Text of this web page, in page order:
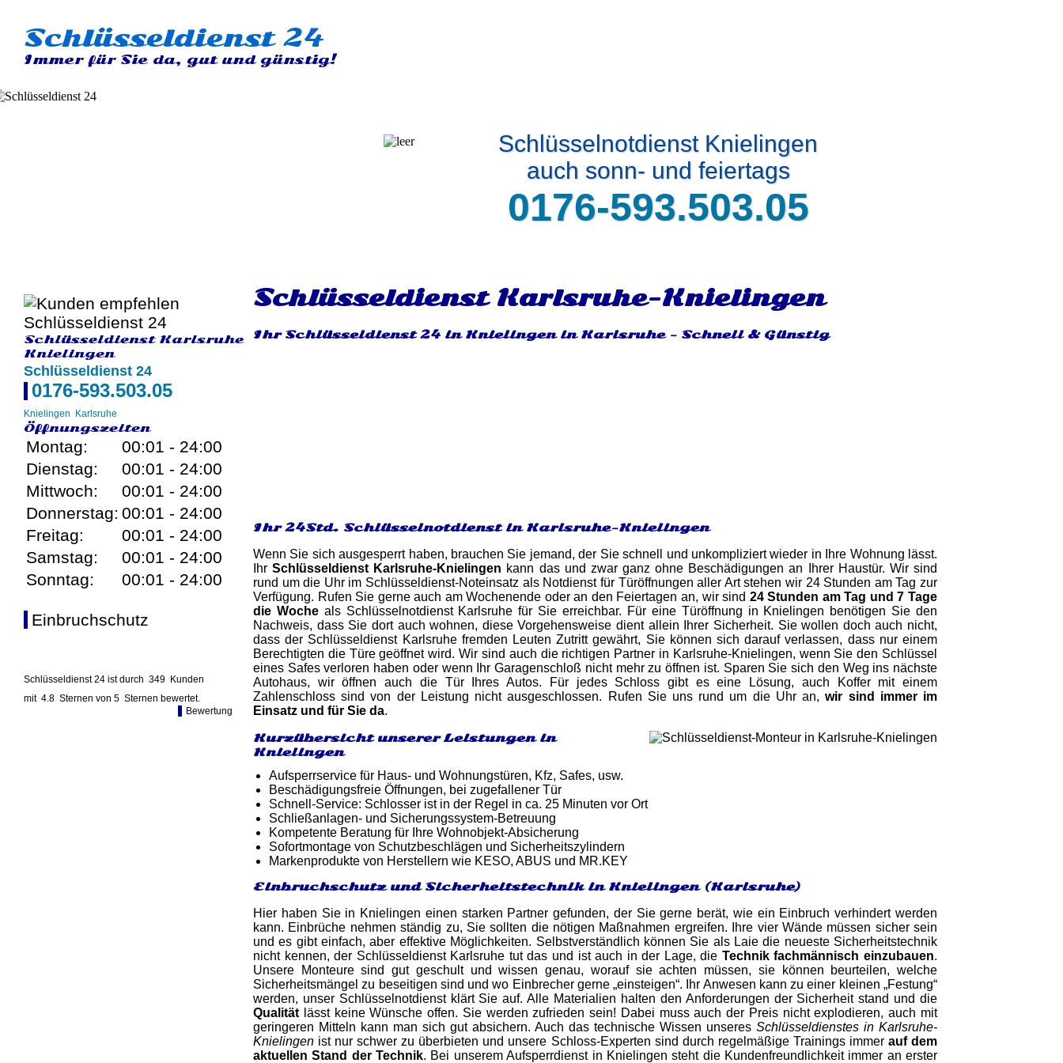
Schlüsseldienst 24
Immer für Sie da, gut und günstig!
Schlüsselnotdienst Knielingen
auch sonn- und feiertags
0176-593.503.05
Schlüsseldienst Karlsruhe
Knielingen
Schlüsseldienst 24
0176-593.503.05
Knielingen Karlsruhe
Öffnungszeiten
Montag:
00:01 - 24:00
Dienstag:
00:01 - 24:00
Mittwoch:
00:01 - 24:00
Donnerstag: 00:01 - 24:00
Freitag:
00:01 - 24:00
Samstag:
00:01 - 24:00
Sonntag:
00:01 - 24:00
Einbruchschutz
Schlüsseldienst 24 ist durch 349 Kunden
mit 4.8 Sternen von 5 Sternen bewertet.
Bewertung
Schlüsseldienst Karlsruhe-Knielingen
Ihr Schlüsseldienst 24 in Knielingen in Karlsruhe - Schnell & Günstig
Ihr 24Std. Schlüsselnotdienst in Karlsruhe-Knielingen
Wenn Sie sich ausgesperrt haben, brauchen Sie jemand, der Sie schnell und unkompliziert wieder in Ihre Wohnung lässt.
IhrSchlüsseldienst Karlsruhe-Knielingen kann das und zwar ganz ohne Beschädigungen an Ihrer Haustür. Wir sind
rund um die Uhr im Schlüsseldienst-Noteinsatz als Notdienst für Türöffnungen aller Art stehen wir 24 Stunden am Tag zur
Verfügung. Rufen Sie gerne auch am Wochenende oder an den Feiertagen an, wir sind 24 Stunden am Tag und 7 Tage
die Wocheals Schlüsselnotdienst Karlsruhe für Sie erreichbar. Für eine Türöffnung in Knielingen benötigen Sie den
Nachweis, dass Sie dort auch wohnen, diese Vorgehensweise dient allein Ihrer Sicherheit. Sie wollen doch auch nicht,
dass der Schlüsseldienst Karlsruhe fremden Leuten Zutritt gewährt, Sie können sich darauf verlassen, dass nur einem
Berechtigten die Türe geöffnet wird. Wir sind auch die richtigen Partner in Karlsruhe-Knielingen, wenn Sie den Schlüssel
eines Safes verloren haben oder wenn Ihr Garagenschloß nicht mehr zu öffnen ist. Sparen Sie sich den Weg ins nächste
Autohaus, wir öffnen auch die Tür Ihres Autos. Für jedes Schloss gibt es eine Lösung, auch Koffer mit einem
Zahlenschloss sind von der Leistung nicht ausgeschlossen. Rufen Sie uns rund um die Uhr an,wir sind immer im
Einsatz und für Sie da.
Kurzübersicht unserer Leistungen in
Knielingen
Aufsperrservice für Haus- und Wohnungstüren, Kfz, Safes, usw.
Beschädigungsfreie Öffnungen, bei zugefallener Tür
Schnell-Service: Schlosser ist in der Regel in ca. 25 Minuten vor Ort
Schließanlagen- und Sicherungssystem-Betreuung
Kompetente Beratung für Ihre Wohnobjekt-Absicherung
Sofortmontage von Schutzbeschlägen und Sicherheitszylindern
Markenprodukte von Herstellern wie KESO, ABUS und MR.KEY
Einbruchschutz und Sicherheitstechnik in Knielingen (Karlsruhe)
Hier haben Sie in Knielingen einen starken Partner gefunden, der Sie gerne berät, wie ein Einbruch verhindert werden
kann. Einbrüche nehmen ständig zu, Sie sollten die nötigen Maßnahmen ergreifen. Ihre vier Wände müssen sicher sein
und es gibt einfach, aber effektive Möglichkeiten. Selbstverständlich können Sie als Laie die neueste Sicherheitstechnik
nicht kennen, der Schlüsseldienst Karlsruhe tut das und ist auch in der Lage, die Technik fachmännisch einzubauen.
Unsere Monteure sind gut geschult und wissen genau, worauf sie achten müssen, sie können beurteilen, welche
Sicherheitsmängel zu beseitigen sind und wo Einbrecher gerne „einsteigen“. Ihr Anwesen kann zu einer kleinen „Festung“
werden, unser Schlüsselnotdienst klärt Sie auf. Alle Materialien halten den Anforderungen der Sicherheit stand und die
Qualität lässt keine Wünsche offen. Sie werden zufrieden sein! Dabei muss auch der Preis nicht explodieren, auch mit
geringeren Mitteln kann man sich gut absichern. Auch das technische Wissen unseres Schlüsseldienstes in Karlsruhe-
Knielingen ist nur schwer zu überbieten und unsere Schloss-Experten sind durch regelmäßige Trainings immer auf dem
aktuellen Stand der Technik. Bei unserem Aufsperrdienst in Knielingen steht die Kundenfreundlichkeit immer an erster